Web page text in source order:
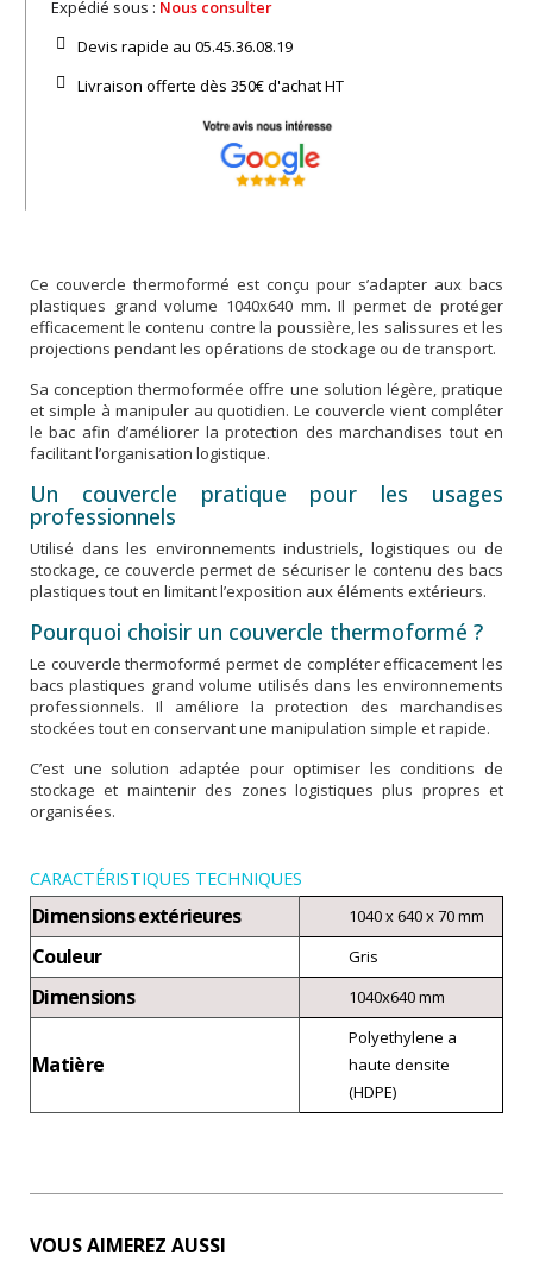
Expédié sous : Nous consulter
Devis rapide au 05.45.36.08.19​
Livraison offerte dès 350€ d'achat​ HT
Ce couvercle thermoformé est conçu pour s’adapter aux bacs
plastiques grand volume 1040x640 mm. Il permet de protéger
efficacement le contenu contre la poussière, les salissures et les
projections pendant les opérations de stockage ou de transport.
Sa conception thermoformée offre une solution légère, pratique
et simple à manipuler au quotidien. Le couvercle vient compléter
le bac afin d’améliorer la protection des marchandises tout en
facilitant l’organisation logistique.
Un couvercle pratique pour les usages
professionnels
Utilisé dans les environnements industriels, logistiques ou de
stockage, ce couvercle permet de sécuriser le contenu des bacs
plastiques tout en limitant l’exposition aux éléments extérieurs.
Pourquoi choisir un couvercle thermoformé ?
Le couvercle thermoformé permet de compléter efficacement les
bacs plastiques grand volume utilisés dans les environnements
professionnels. Il améliore la protection des marchandises
stockées tout en conservant une manipulation simple et rapide.
C’est une solution adaptée pour optimiser les conditions de
stockage et maintenir des zones logistiques plus propres et
organisées.
CARACTÉRISTIQUES TECHNIQUES
Dimensions extérieures 1040 x 640 x 70 mm
Couleur Gris
Dimensions 1040x640 mm
Matière
Polyethylene a
haute densite
(HDPE)
VOUS AIMEREZ AUSSI